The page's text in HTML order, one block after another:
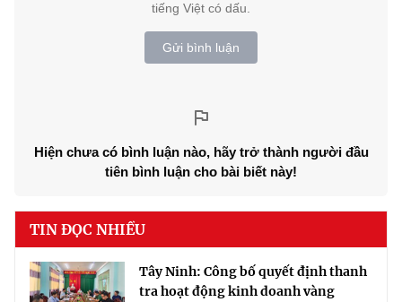
tiếng Việt có dấu.
Gửi bình luận
Hiện chưa có bình luận nào, hãy trở thành người đầu
tiên bình luận cho bài biết này!
TIN ĐỌC NHIỀU
Tây Ninh: Công bố quyết định thanh
tra hoạt động kinh doanh vàng